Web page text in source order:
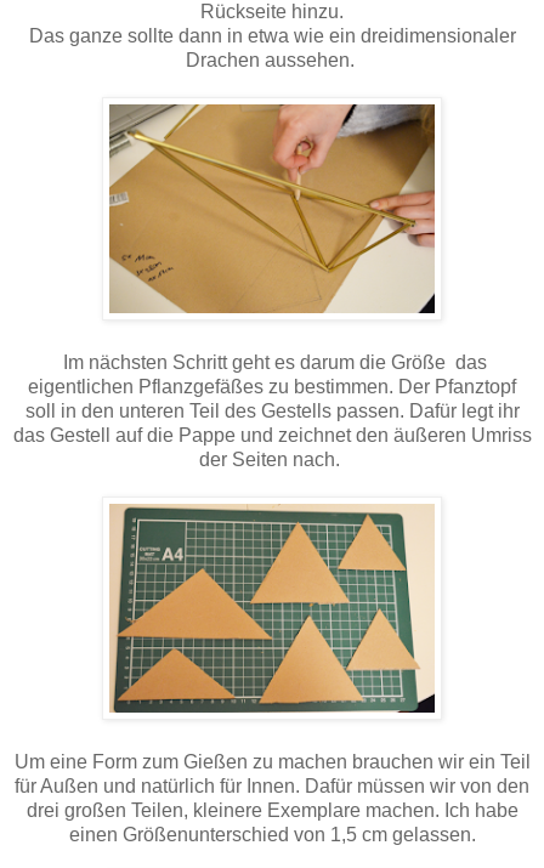
Rückseite hinzu.
Das ganze sollte dann in etwa wie ein dreidimensionaler
Drachen aussehen.
Im nächsten Schritt geht es darum die Größe das
eigentlichen Pflanzgefäßes zu bestimmen. Der Pfanztopf
soll in den unteren Teil des Gestells passen. Dafür legt ihr
das Gestell auf die Pappe und zeichnet den äußeren Umriss
der Seiten nach.
Um eine Form zum Gießen zu machen brauchen wir ein Teil
für Außen und natürlich für Innen. Dafür müssen wir von den
drei großen Teilen, kleinere Exemplare machen. Ich habe
einen Größenunterschied von 1,5 cm gelassen.